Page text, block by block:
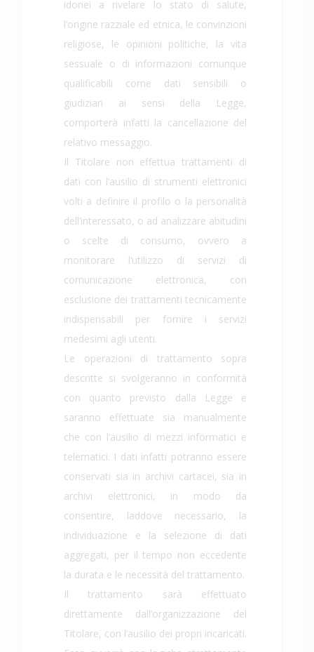
idonei a rivelare lo stato di salute,
l’origine razziale ed etnica, le convinzioni
religiose, le opinioni politiche, la vita
sessuale o di informazioni comunque
qualificabili come dati sensibili o
giudiziari ai sensi della Legge,
comporterà infatti la cancellazione del
relativo messaggio.
Il Titolare non effettua trattamenti di
dati con l’ausilio di strumenti elettronici
volti a definire il profilo o la personalità
dell’interessato, o ad analizzare abitudini
o scelte di consumo, ovvero a
monitorare l’utilizzo di servizi di
comunicazione elettronica, con
esclusione dei trattamenti tecnicamente
indispensabili per fornire i servizi
medesimi agli utenti.
Le operazioni di trattamento sopra
descritte si svolgeranno in conformità
con quanto previsto dalla Legge e
saranno effettuate sia manualmente
che con l’ausilio di mezzi informatici e
telematici. I dati infatti potranno essere
conservati sia in archivi cartacei, sia in
archivi elettronici, in modo da
consentire, laddove necessario, la
individuazione e la selezione di dati
aggregati, per il tempo non eccedente
la durata e le necessità del trattamento.
Il trattamento sarà effettuato
direttamente dall’organizzazione del
Titolare, con l’ausilio dei propri incaricati.